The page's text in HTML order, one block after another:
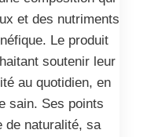
et des nutriments
Le produit
soutenir leur
au quotidien, en
sain. Ses points
de naturalité, sa